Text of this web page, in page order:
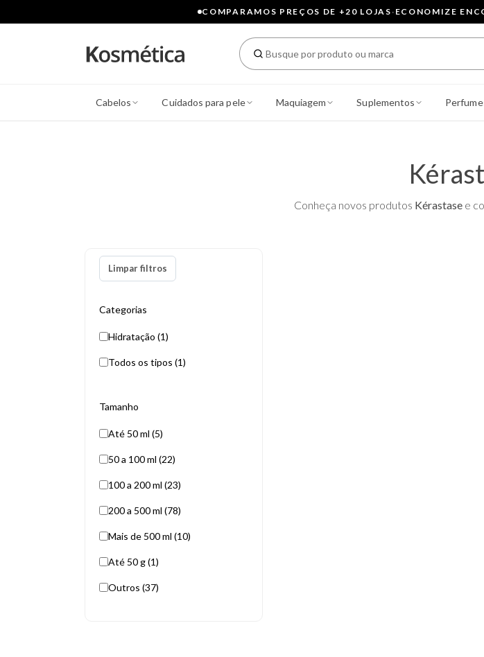
COMPARAMOS PREÇOS DE +20 LOJAS· ECONOMIZE
Cabelos Cuidados para pele Maquiagem Suplementos
Conheça novos produtos Kérastase e
Limpar filtros
Categorias
Hidratação (1)
Todos os tipos (1)
Tamanho
Até 50 ml (5)
50 a 100 ml (22)
100 a 200 ml (23)
200 a 500 ml (78)
Mais de 500 ml (10)
Até 50 g (1)
Outros (37)